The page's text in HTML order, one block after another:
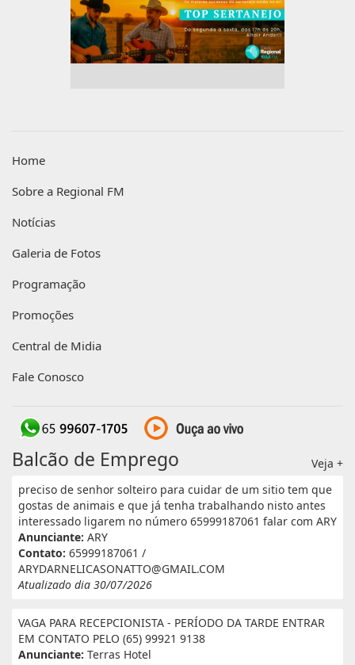
Home
Sobre a Regional FM
Notícias
Galeria de Fotos
Programação
Promoções
Central de Midia
Fale Conosco
Balcão de Emprego
Veja +
preciso de senhor solteiro para cuidar de um sitio tem que
gostas de animais e que já tenha trabalhando nisto antes
interessado ligarem no número 65999187061 falar com ARY
Anunciante: ARY
Contato: 65999187061 /
ARYDARNELICASONATTO@GMAIL.COM
Atualizado dia 30/07/2026
VAGA PARA RECEPCIONISTA - PERÍODO DA TARDE ENTRAR
EM CONTATO PELO (65) 99921 9138
Anunciante: Terras Hotel